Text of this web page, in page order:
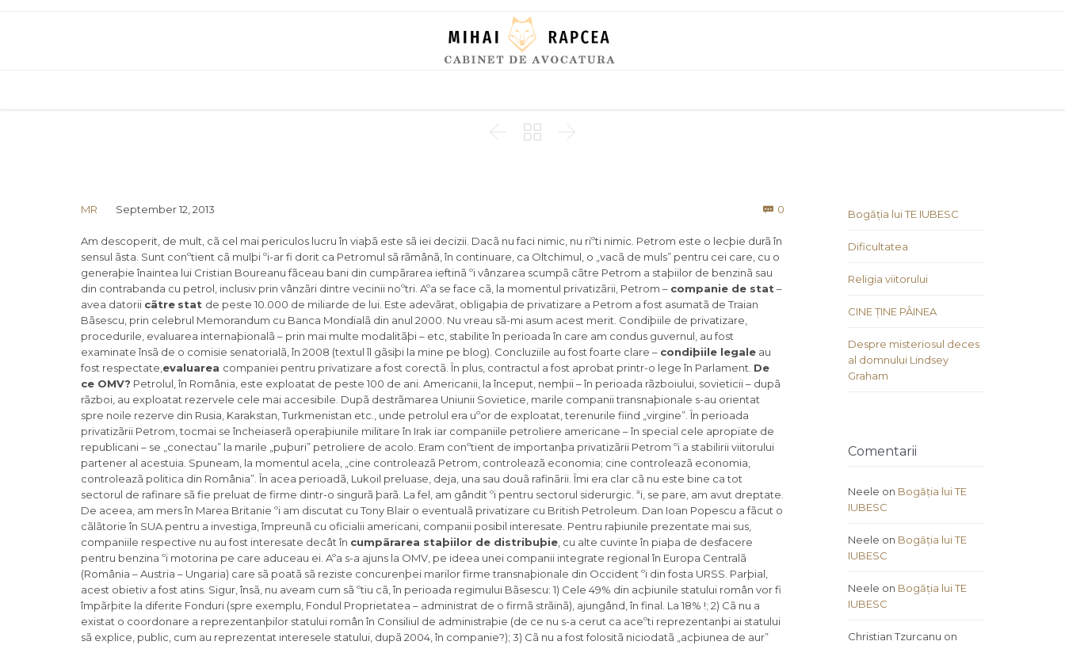
  
MR September 12, 2013  0
Am descoperit, de mult, cã cel mai periculos lucru în viaþã este sã iei decizii. Dacã nu faci nimic, nu riºti nimic. Petrom este o lecþie durã în
sensul ãsta. Sunt conºtient cã mulþi ºi-ar fi dorit ca Petromul sã rãmânã, în continuare, ca Oltchimul, o „vacã de muls” pentru cei care, cu o
generaþie înaintea lui Cristian Boureanu fãceau bani din cumpãrarea ieftinã ºi vânzarea scumpã cãtre Petrom a staþiilor de benzinã sau
din contrabanda cu petrol, inclusiv prin vânzãri dintre vecinii noºtri. Aºa se face cã, la momentul privatizãrii, Petrom – companie de stat –
avea datorii cãtre stat de peste 10.000 de miliarde de lui. Este adevãrat, obligaþia de privatizare a Petrom a fost asumatã de Traian
Bãsescu, prin celebrul Memorandum cu Banca Mondialã din anul 2000. Nu vreau sã-mi asum acest merit. Condiþiile de privatizare,
procedurile, evaluarea internaþionalã – prin mai multe modalitãþi – etc, stabilite în perioada în care am condus guvernul, au fost
examinate însã de o comisie senatorialã, în 2008 (textul îl gãsiþi la mine pe blog). Concluziile au fost foarte clare – condiþiile legale au
fost respectate, evaluarea companiei pentru privatizare a fost corectã. În plus, contractul a fost aprobat printr-o lege în Parlament. De
ce OMV? Petrolul, în România, este exploatat de peste 100 de ani. Americanii, la început, nemþii – în perioada rãzboiului, sovieticii – dupã
rãzboi, au exploatat rezervele cele mai accesibile. Dupã destrãmarea Uniunii Sovietice, marile companii transnaþionale s-au orientat
spre noile rezerve din Rusia, Karakstan, Turkmenistan etc., unde petrolul era uºor de exploatat, terenurile fiind „virgine”. În perioada
privatizãrii Petrom, tocmai se încheiaserã operaþiunile militare în Irak iar companiile petroliere americane – în special cele apropiate de
republicani – se „conectau” la marile „puþuri” petroliere de acolo. Eram conºtient de importanþa privatizãrii Petrom ºi a stabilirii viitorului
partener al acestuia. Spuneam, la momentul acela, „cine controleazã Petrom, controleazã economia; cine controleazã economia,
controleazã politica din România”. În acea perioadã, Lukoil preluase, deja, una sau douã rafinãrii. Îmi era clar cã nu este bine ca tot
sectorul de rafinare sã fie preluat de firme dintr-o singurã þarã. La fel, am gândit ºi pentru sectorul siderurgic. ªi, se pare, am avut dreptate.
De aceea, am mers în Marea Britanie ºi am discutat cu Tony Blair o eventualã privatizare cu British Petroleum. Dan Ioan Popescu a fãcut o
cãlãtorie în SUA pentru a investiga, împreunã cu oficialii americani, companii posibil interesate. Pentru raþiunile prezentate mai sus,
companiile respective nu au fost interesate decât în cumpãrarea staþiilor de distribuþie , cu alte cuvinte în piaþa de desfacere
pentru benzina ºi motorina pe care aduceau ei. Aºa s-a ajuns la OMV, pe ideea unei companii integrate regional în Europa Centralã
(România – Austria – Ungaria) care sã poatã sã reziste concurenþei marilor firme transnaþionale din Occident ºi din fosta URSS. Parþial,
acest obietiv a fost atins. Sigur, însã, nu aveam cum sã ºtiu cã, în perioada regimului Bãsescu: 1) Cele 49% din acþiunile statului român vor fi
împãrþite la diferite Fonduri (spre exemplu, Fondul Proprietatea – administrat de o firmã strãinã), ajungând, în final. La 18% !; 2) Cã nu a
existat o coordonare a reprezentanþilor statului român în Consiliul de administraþie (de ce nu s-a cerut ca aceºti reprezentanþi ai statului
sã explice, public, cum au reprezentat interesele statului, dupã 2004, în companie?); 3) Cã nu a fost folositã niciodatã „acþiunea de aur”
Bogăția lui TE IUBESC
Dificultatea
Religia viitorului
CINE ȚINE PÂINEA
Despre misteriosul deces
al domnului Lindsey
Graham
Comentarii
Neele on Bogăția lui TE
IUBESC
Neele on Bogăția lui TE
IUBESC
Neele on Bogăția lui TE
IUBESC
Christian Tzurcanu on